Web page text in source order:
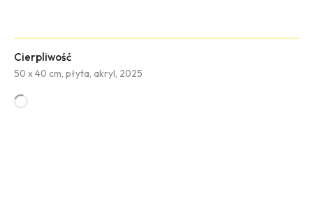
Cierpliwość
50 x 40 cm, płyta, akryl, 2025